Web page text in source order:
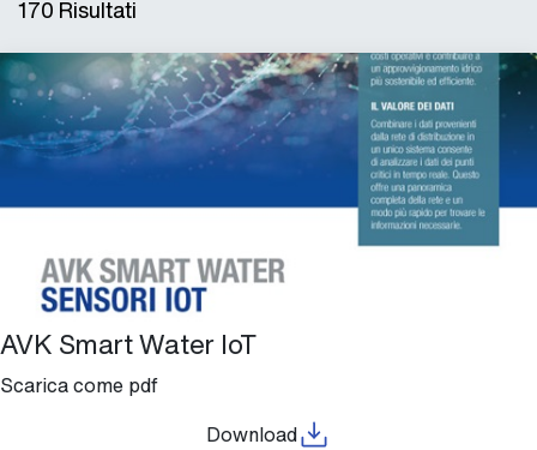
170 Risultati
AVK Smart Water IoT
Scarica come pdf
Download